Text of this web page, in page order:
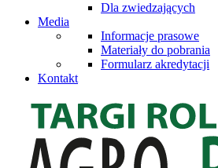
Dla zwiedzających
Media
Informacje prasowe
Materiały do pobrania
Formularz akredytacji
Kontakt